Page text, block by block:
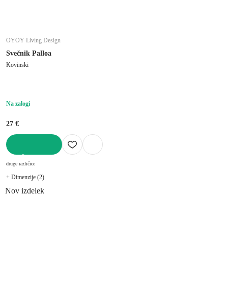
OYOY Living Design
Svečnik Palloa
Kovinski
Na zalogi
27 €
druge različice
+ Dimenzije (2)
Nov izdelek